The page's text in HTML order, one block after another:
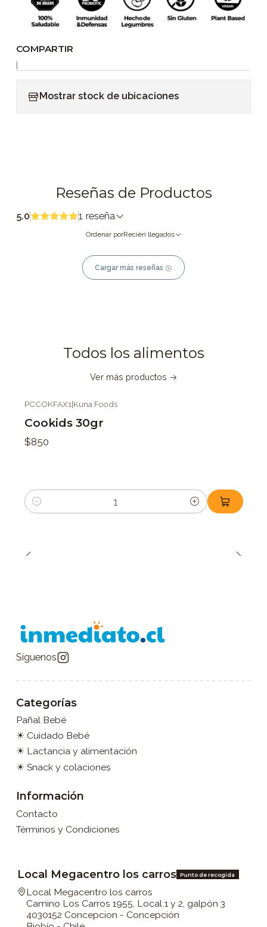
COMPARTIR
Mostrar stock de ubicaciones
Reseñas de Productos
5.0 1 reseña
Ordenar porRecién llegados
Cargar más reseñas
Todos los alimentos
Ver más productos
PCCOKFAX1|Kuna Foods
Cookids 30gr
$850
Cantidad
Síguenos
Categorías
Pañal Bebé
☀ Cuidado Bebé
☀ Lactancia y alimentación
☀ Snack y colaciones
Información
Contacto
Términos y Condiciones
Local Megacentro los carros Punto de recogida
Local Megacentro los carros
Camino Los Carros 1955, Local 1 y 2, galpón 3
4030152 Concepcion - Concepción